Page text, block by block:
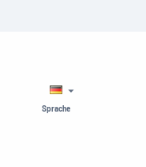
Sprache